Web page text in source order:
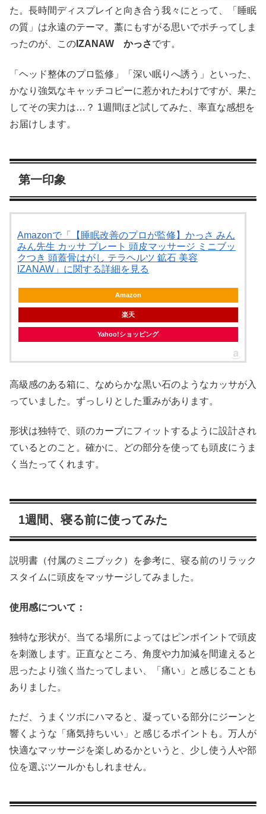
た。長時間ディスプレイと向き合う我々にとって、「睡眠
の質」は永遠のテーマ。藁にもすがる思いでポチってしま
ったのが、この IZANAW かっさです。
「ヘッド整体のプロ監修」「深い眠りへ誘う」といった、
かなり強気なキャッチコピーに惹かれたわけですが、果た
してその実力は…？ 1週間ほど試してみた、率直な感想を
お届けします。
第一印象
Amazonで「【睡眠改善のプロが監修】かっさ みん
みん先生 カッサ プレート 頭皮マッサージ ミニブッ
クつき 頭蓋骨はがし テラヘルツ 鉱石 美容
IZANAW」に関する詳細を見る
Amazon
楽天
Yahoo!ショッピング
高級感のある箱に、なめらかな黒い石のようなカッサが入
っていました。ずっしりとした重みがあります。
形状は独特で、頭のカーブにフィットするように設計され
ているとのこと。確かに、どの部分を使っても頭皮にうま
く当たってくれます。
1週間、寝る前に使ってみた
説明書（付属のミニブック）を参考に、寝る前のリラック
スタイムに頭皮をマッサージしてみました。
使用感について：
独特な形状が、当てる場所によってはピンポイントで頭皮
を刺激します。正直なところ、角度や力加減を間違えると
思ったより強く当たってしまい、「痛い」と感じることも
ありました。
ただ、うまくツボにハマると、凝っている部分にジーンと
響くような「痛気持ちいい」と感じるポイントも。万人が
快適なマッサージを楽しめるかというと、少し使う人や部
位を選ぶツールかもしれません。